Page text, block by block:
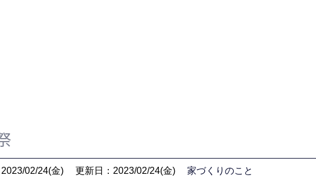
02/24(金) 更新日：2023/02/24(金) 家づくりのこと